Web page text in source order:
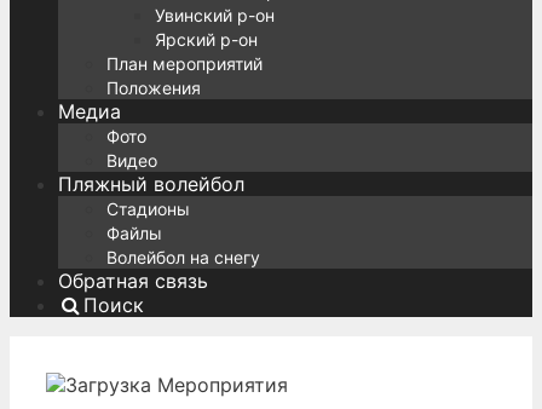
Увинский р-он
Ярский р-он
План мероприятий
Положения
Медиа
Фото
Видео
Пляжный волейбол
Стадионы
Файлы
Волейбол на снегу
Обратная связь
Поиск